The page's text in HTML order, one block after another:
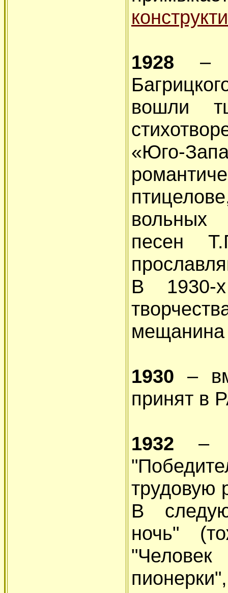
1928 –
вошли
«Юго-
вольных
песен
В 1930-
мещанина
1930 –
принят в
1932 –
трудовую
В
ночь"